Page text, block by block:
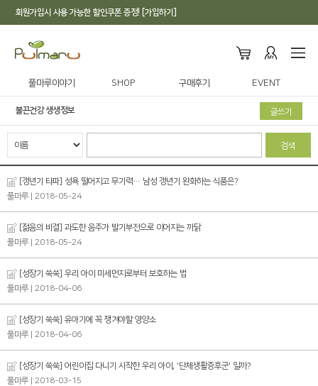
회원가입시 사용 가능한 할인쿠폰 증정! [가입하기]
풀마루이야기 SHOP 구매후기 EVENT
불끈건강 생생정보 글쓰기
검색
[갱년기 타파] 성욕 떨어지고 무기력… 남성 갱년기 완화하는 식품은?
풀마루 | 2018-05-24
[젊음의 비결] 과도한 음주가 발기부전으로 이어지는 까닭
풀마루 | 2018-05-24
[성장기 쑥쑥] 우리 아이 미세먼지로부터 보호하는 법
풀마루 | 2018-04-06
[성장기 쑥쑥] 유아기에 꼭 챙겨야할 영양소
풀마루 | 2018-04-06
[성장기 쑥쑥] 어린이집 다니기 시작한 우리 아이, '단체생활증후군' 일까?
풀마루 | 2018-03-15